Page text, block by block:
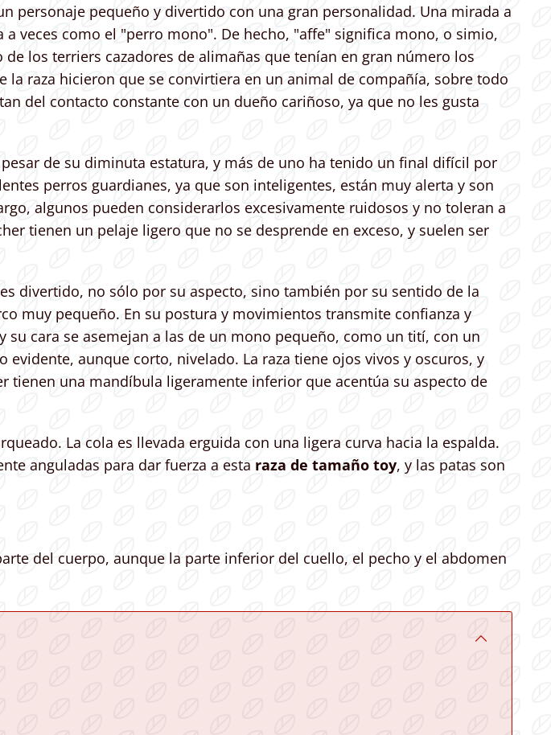
personaje pequeño y divertido con una gran personalidad. Una mirada a
veces como el "perro mono". De hecho, "affe" significa mono, o simio,
los terriers cazadores de alimañas que tenían en gran número los
raza hicieron que se convirtiera en un animal de compañía, sobre todo
del contacto constante con un dueño cariñoso, ya que no les gusta
de su diminuta estatura, y más de uno ha tenido un final difícil por
perros guardianes, ya que son inteligentes, están muy alerta y son
algunos pueden considerarlos excesivamente ruidosos y no toleran a
tienen un pelaje ligero que no se desprende en exceso, y suelen ser
divertido, no sólo por su aspecto, sino también por su sentido de la
muy pequeño. En su postura y movimientos transmite confianza y
cara se asemejan a las de un mono pequeño, como un tití, con un
aunque corto, nivelado. La raza tiene ojos vivos y oscuros, y
tienen una mandíbula ligeramente inferior que acentúa su aspecto de
La cola es llevada erguida con una ligera curva hacia la espalda.
anguladas para dar fuerza a esta raza de tamaño toy, y las patas son
del cuerpo, aunque la parte inferior del cuello, el pecho y el abdomen